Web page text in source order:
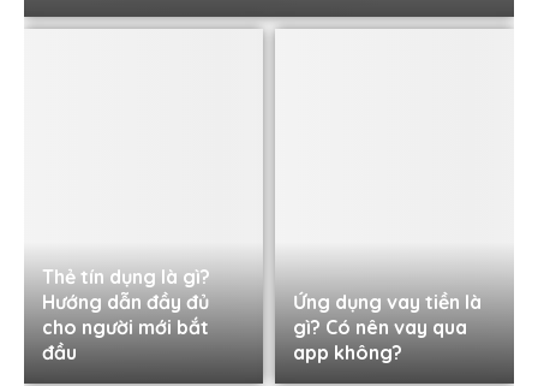
Thẻ tín dụng là gì?
Hướng dẫn đầy đủ
cho người mới bắt
đầu
Ứng dụng vay tiền là
gì? Có nên vay qua
app không?